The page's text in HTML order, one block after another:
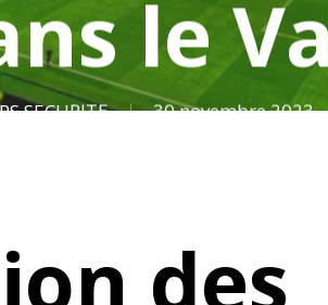
le
SECURITE 30 novembre 2023
des